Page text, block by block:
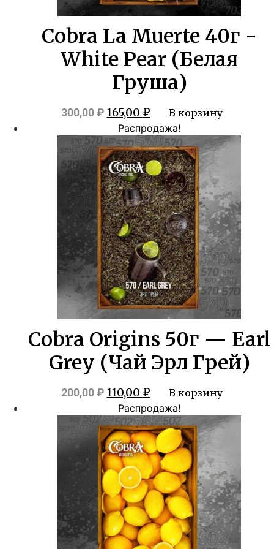
Cobra La Muerte 40г -
White Pear (Белая
Груша)
300,00₽ Первоначальная
цена
составляла
300,00 ₽.
165,00 ₽Текущая
цена:
165,00 ₽.
В корзину
Распродажа!
Cobra Origins 50г — Earl
Grey (Чай Эрл Грей)
200,00₽ Первоначальная
цена
составляла
200,00 ₽.
110,00 ₽Текущая
цена:
110,00 ₽.
В корзину
Распродажа!